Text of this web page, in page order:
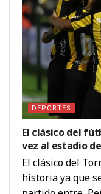
DEPORTES
El clásico del
vez al estadio
El clásico del
historia ya que